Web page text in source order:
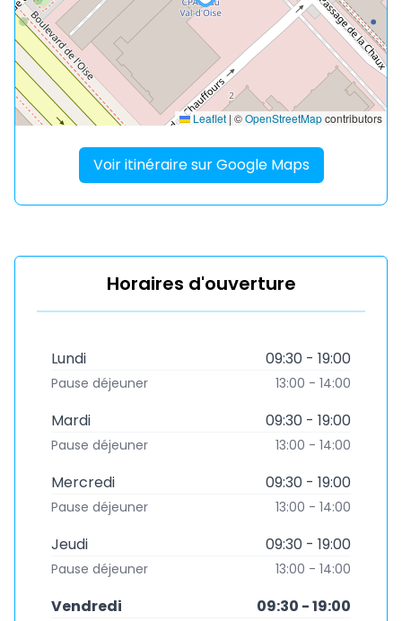
Leaflet | ©OpenStreetMapcontributors
Voir itinéraire sur Google Maps
Horaires d'ouverture
Lundi 09:30 - 19:00
Pause déjeuner 13:00 - 14:00
Mardi 09:30 - 19:00
Pause déjeuner 13:00 - 14:00
Mercredi 09:30 - 19:00
Pause déjeuner 13:00 - 14:00
Jeudi 09:30 - 19:00
Pause déjeuner 13:00 - 14:00
Vendredi 09:30 - 19:00